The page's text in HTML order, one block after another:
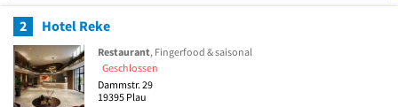
2 Hotel Reke
Restaurant, Fingerfood & saisonal
Geschlossen
Dammstr. 29
19395 Plau